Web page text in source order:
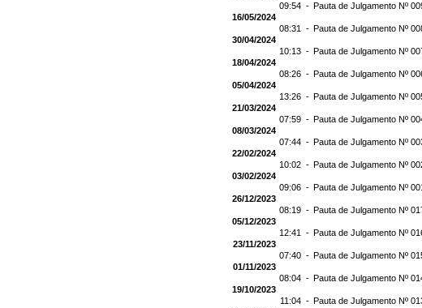
09:54 - Pauta de Julgamento Nº
16/05/2024
08:31 - Pauta de Julgamento Nº
30/04/2024
10:13 - Pauta de Julgamento Nº
18/04/2024
08:26 - Pauta de Julgamento Nº
05/04/2024
13:26 - Pauta de Julgamento Nº
21/03/2024
07:59 - Pauta de Julgamento Nº
08/03/2024
07:44 - Pauta de Julgamento Nº
22/02/2024
10:02 - Pauta de Julgamento Nº
03/02/2024
09:06 - Pauta de Julgamento Nº
26/12/2023
08:19 - Pauta de Julgamento Nº
05/12/2023
12:41 - Pauta de Julgamento Nº
23/11/2023
07:40 - Pauta de Julgamento Nº
01/11/2023
08:04 - Pauta de Julgamento Nº
19/10/2023
11:04 - Pauta de Julgamento Nº